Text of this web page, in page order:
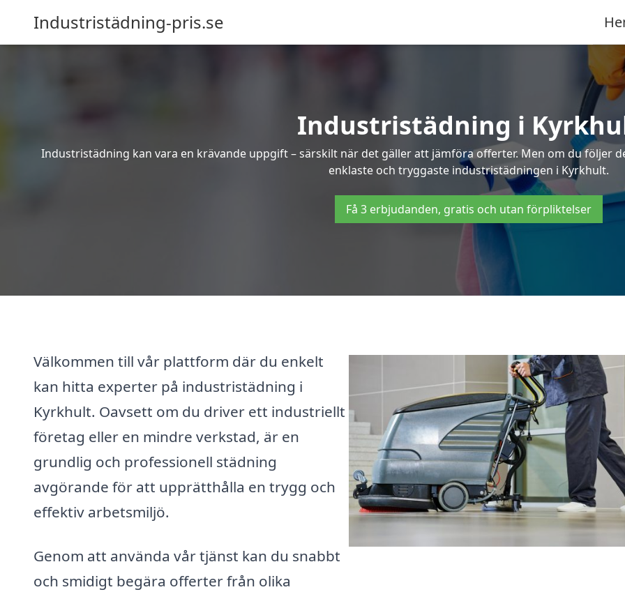
Industristädning-pris.se
Industristädning i
Industristädning kan vara en krävande uppgift – särskilt när det gäller att jämföra offerter. Men om du följer
enklaste och tryggaste industristädningen i Kyrkhult.
Få 3 erbjudanden, gratis och utan förpliktelser
Välkommen till vår plattform där du enkelt
kan hitta experter på industristädning i
Kyrkhult. Oavsett om du driver ett industriellt
företag eller en mindre verkstad, är en
grundlig och professionell städning
avgörande för att upprätthålla en trygg och
effektiv arbetsmiljö.
Genom att använda vår tjänst kan du snabbt
och smidigt begära offerter från olika